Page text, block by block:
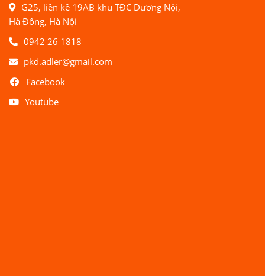
G25, liền kề 19AB khu TĐC Dương Nội,
Hà Đông, Hà Nội
0942 26 1818
pkd.adler@gmail.com
Facebook
Youtube